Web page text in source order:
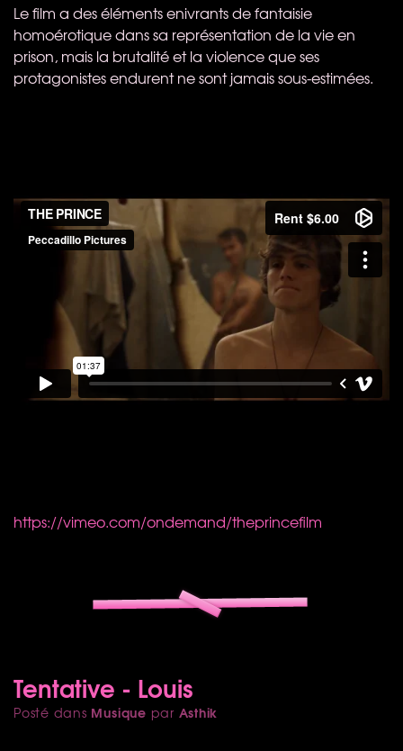
Le film a des éléments enivrants de fantaisie
homoérotique dans sa représentation de la vie en
prison, mais la brutalité et la violence que ses
protagonistes endurent ne sont jamais sous-estimées.
https://vimeo.com/ondemand/theprincefilm
Tentative - Louis
Posté dans Musique par Asthik